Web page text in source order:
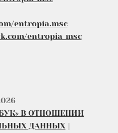
entropia.msc
entropia_msc
В ОТНОШЕНИИ
ДАННЫХ